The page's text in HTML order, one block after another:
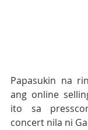
Papasukin na
ang online
ito sa
concert nila ni